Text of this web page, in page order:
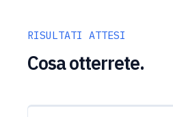
RISULTATI ATTESI
Cosa otterrete.